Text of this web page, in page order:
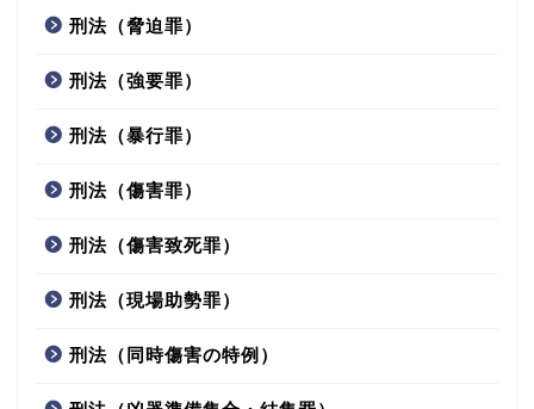
刑法（脅迫罪）
刑法（強要罪）
刑法（暴行罪）
刑法（傷害罪）
刑法（傷害致死罪）
刑法（現場助勢罪）
刑法（同時傷害の特例）